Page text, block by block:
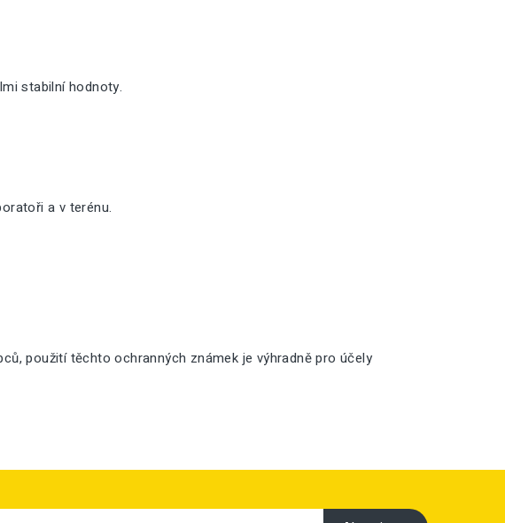
stabilní hodnoty.
a v terénu.
použití těchto ochranných známek je výhradně pro účely